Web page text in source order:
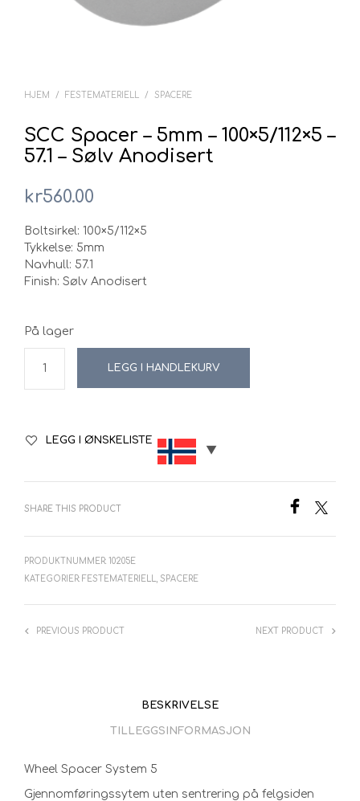
HJEM / FESTEMATERIELL / SPACERE
SCC Spacer – 5mm – 100×5/112×5 –
57.1 – Sølv Anodisert
kr560.00
Boltsirkel: 100×5/112×5
Tykkelse: 5mm
Navhull: 57.1
Finish: Sølv Anodisert
På lager
LEGG I HANDLEKURV
LEGG I ØNSKELISTE
SHARE THIS PRODUCT
PRODUKTNUMMER: 10205E
KATEGORIER: FESTEMATERIELL SPACERE
PREVIOUS PRODUCT NEXT PRODUCT
BESKRIVELSE
TILLEGGSINFORMASJON
Wheel Spacer System 5
Gjennomføringssytem uten sentrering på felgsiden